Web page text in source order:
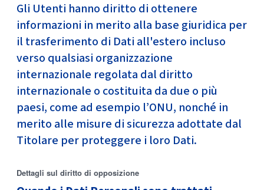
Gli Utenti hanno diritto di ottenere
informazioni in merito alla base giuridica per
il trasferimento di Dati all'estero incluso
verso qualsiasi organizzazione
internazionale regolata dal diritto
internazionale o costituita da due o più
paesi, come ad esempio l’ONU, nonché in
merito alle misure di sicurezza adottate dal
Titolare per proteggere i loro Dati.
Dettagli sul diritto di opposizione